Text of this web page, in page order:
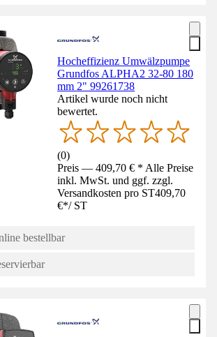
Hocheffizienz Umwälzpumpe
Grundfos ALPHA2 32-80 180
mm 2" 99261738
Artikel wurde noch nicht
bewertet.
(0)
Preis — 409,70 € * Alle Preise
inkl. MwSt. und ggf. zzgl.
Versandkosten pro ST409,70
€*/ ST
bestellbar